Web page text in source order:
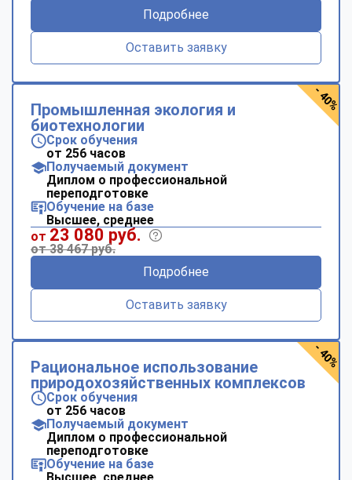
Подробнее
Оставить заявку
Промышленная экология и
биотехнологии
Срок обучения
от 256 часов
Получаемый документ
Диплом о профессиональной
переподготовке
Обучение на базе
Высшее, среднее
от 23 080 руб.
от 38 467 руб.
Подробнее
Оставить заявку
- 40%
Рациональное использование
природохозяйственных комплексов
Срок обучения
от 256 часов
Получаемый документ
Диплом о профессиональной
переподготовке
Обучение на базе
- 40%